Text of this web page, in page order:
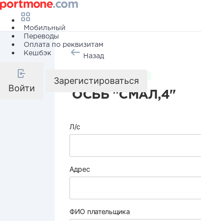
Мобильный
Переводы
Оплата по реквизитам
Кешбэк
Войти
Зарегистироваться
Назад
ОСББ "СМАЛ,4"
Л/с
Адрес
ФИО плательщика